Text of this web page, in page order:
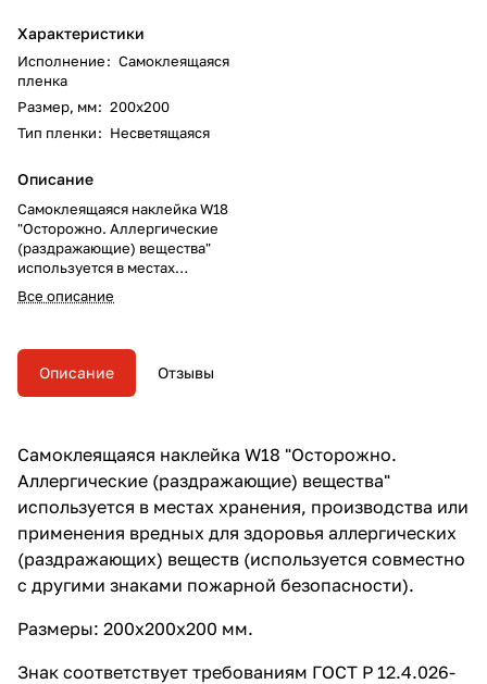
Характеристики
Исполнение: Самоклеящаяся
пленка
Размер, мм: 200х200
Тип пленки: Несветящаяся
Описание
Самоклеящаяся наклейка W18
"Осторожно. Аллергические
(раздражающие) вещества"
используется в местах
хранения, производства или
применения вредных для
(раздражающих) веществ
(используется совместно с
другими знаками пожарной
Все описание
Описание Отзывы
Самоклеящаяся наклейка W18 "Осторожно.
Аллергические (раздражающие) вещества"
используется в местах хранения, производства или
применения вредных для здоровья аллергических
(раздражающих) веществ (используется совместно
с другими знаками пожарной безопасности).
Размеры: 200х200х200 мм.
Знак соответствует требованиям ГОСТ Р 12.4.026-